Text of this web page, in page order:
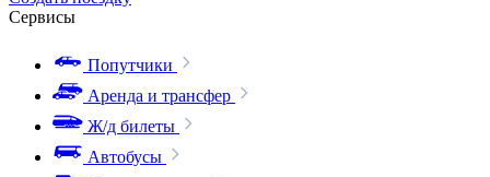
Сервисы
Попутчики
Аренда и трансфер
Ж/д билеты
Автобусы